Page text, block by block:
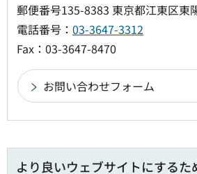
郵便番号135-8383 東京都江東区東
電話番号： 03-3647-3312
Fax：03-3647-8470
より良いウェブサイトにする